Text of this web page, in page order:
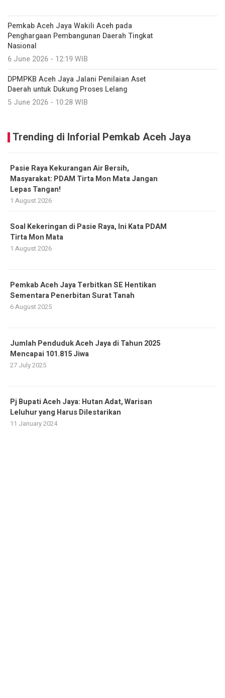
Pemkab Aceh Jaya Wakili Aceh pada
Penghargaan Pembangunan Daerah Tingkat
Nasional
6 June 2026 - 12:19 WIB
DPMPKB Aceh Jaya Jalani Penilaian Aset
Daerah untuk Dukung Proses Lelang
5 June 2026 - 10:28 WIB
Trending di Inforial Pemkab Aceh Jaya
Pasie Raya Kekurangan Air Bersih,
Masyarakat: PDAM Tirta Mon Mata Jangan
Lepas Tangan!
1 August 2026
Soal Kekeringan di Pasie Raya, Ini Kata PDAM
Tirta Mon Mata
1 August 2026
Pemkab Aceh Jaya Terbitkan SE Hentikan
Sementara Penerbitan Surat Tanah
6 August 2025
Jumlah Penduduk Aceh Jaya di Tahun 2025
Mencapai 101.815 Jiwa
27 July 2025
Pj Bupati Aceh Jaya: Hutan Adat, Warisan
Leluhur yang Harus Dilestarikan
11 January 2024